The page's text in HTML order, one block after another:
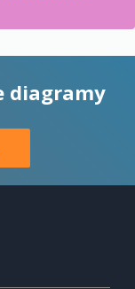
diagramy